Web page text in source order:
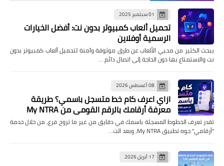
01 سبتمبر 2025
تحميل ألعاب كمبيوتر بدون نت: أفضل الخيارات
الرسمية أوفلاين
يبحث الكثير من محبي الألعاب عن طرق موثوقة وآمنة لتحميل ألعاب كمبيوتر بدون
نت والاستمتاع بها دون الحاجة إلى اتصال دائم …
08 أغسطس 2026
ازاي اعرف كام خط متسجل باسمي؟ طريقة
معرفة أرقامك بالرقم القومي من My NTRA
تقدر تعرف الخطوط المسجلة باسمك في دقايق من غير ما تروح فرع، من خلال خدمة
"أرقامي" جوه تطبيق My NTRA، وبعد الت…
17 أبريل 2026